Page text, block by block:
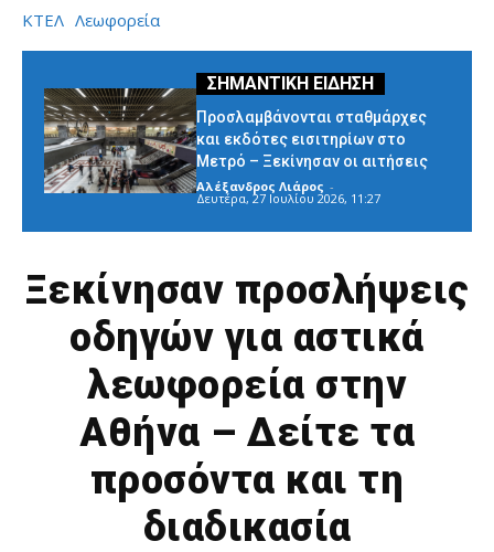
ΚΤΕΛ Λεωφορεία
Προσλαμβάνονται σταθμάρχες
και εκδότες εισιτηρίων στο
Μετρό – Ξεκίνησαν οι αιτήσεις
Αλέξανδρος Λιάρος -
Δευτέρα, 27 Ιουλίου 2026, 11:27
Ξεκίνησαν προσλήψεις
οδηγών για αστικά
λεωφορεία στην
Αθήνα – Δείτε τα
προσόντα και τη
διαδικασία